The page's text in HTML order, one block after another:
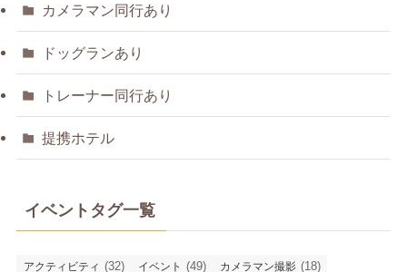
カメラマン同行あり
ドッグランあり
トレーナー同行あり
提携ホテル
イベントタグ一覧
アクティビティ (32) イベント (49) カメラマン撮影 (18)